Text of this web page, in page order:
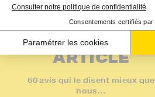
LES DERNIERS
AVIS SUR CET
ARTICLE
60 avis qui le disent mieux que
nous…